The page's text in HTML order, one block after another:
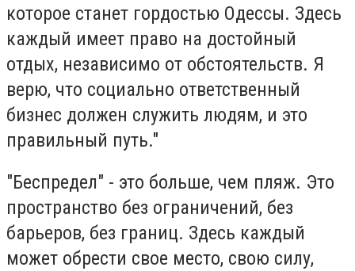
которое станет гордостью Одессы. Здесь
каждый имеет право на достойный
отдых, независимо от обстоятельств. Я
верю, что социально ответственный
бизнес должен служить людям, и это
правильный путь."
"Беспредел" - это больше, чем пляж. Это
пространство без ограничений, без
барьеров, без границ. Здесь каждый
может обрести свое место, свою силу,